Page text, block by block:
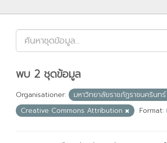
พบ 2 ชุดข้อมูล
Organisationer: มหาวิทยาลัยราชภัฏราชนครินทร์
Creative Commons Attribution
Format: